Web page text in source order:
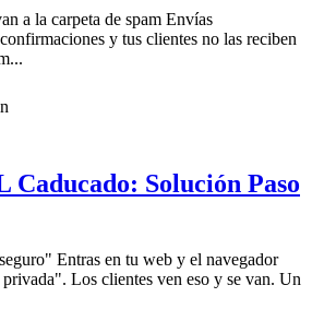
a la carpeta de spam Envías
y tus clientes no las reciben
...
Caducado: Solución Paso
Entras en tu web y el navegador
Los clientes ven eso y se van. Un